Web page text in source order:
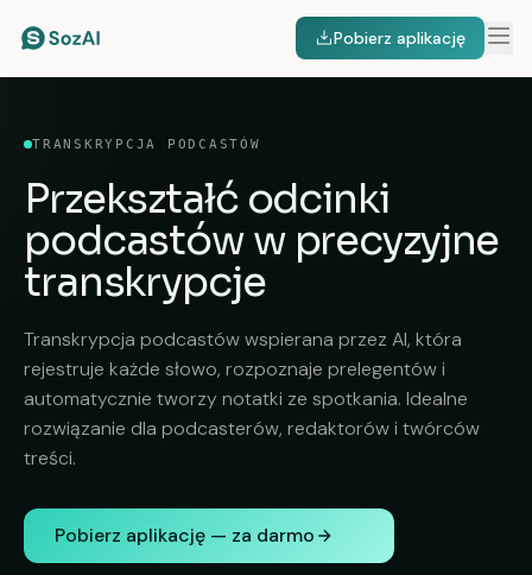
Pobierz aplikację
TRANSKRYPCJA PODCASTÓW
Przekształć odcinki
podcastóww precyzyjne
transkrypcje
Transkrypcja podcastów wspierana przez AI, która
rejestruje każde słowo, rozpoznaje prelegentów i
automatycznie tworzy notatki ze spotkania. Idealne
rozwiązanie dla podcasterów, redaktorów i twórców
treści.
Pobierz aplikację — za darmo